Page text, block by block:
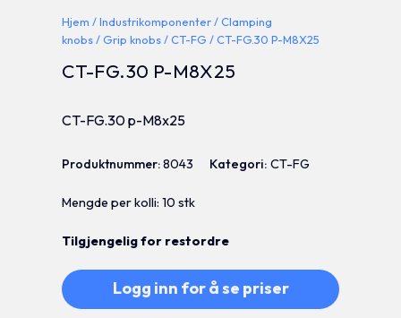
Hjem /Industrikomponenter/Clamping
knobs/Grip knobs/CT-FG / CT-FG.30 P-M8X25
CT-FG.30 P-M8X25
CT-FG.30 p-M8x25
Produktnummer:8043 Kategori:CT-FG
Mengde per kolli: 10 stk
Tilgjengelig for restordre
Logg inn for å se priser